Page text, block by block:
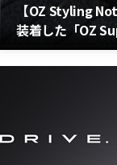
【OZ Styling
装着した「OZ